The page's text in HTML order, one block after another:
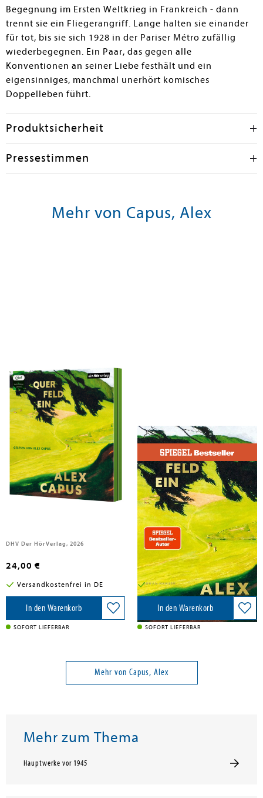
Begegnung im Ersten Weltkrieg in Frankreich - dann
trennt sie ein Fliegerangriff. Lange halten sie einander
für tot, bis sie sich 1928 in der Pariser Métro zufällig
wiederbegegnen. Ein Paar, das gegen alle
Konventionen an seiner Liebe festhält und ein
eigensinniges, manchmal unerhört komisches
Doppelleben führt.
Produktsicherheit
Pressestimmen
Mehr von Capus, Alex
Capus, Alex
Querfeldein,1 Audio-CD, 1 MP3
DHV Der HörVerlag, 2026
24,00 €
Versandkostenfrei in DE
In den Warenkorb
SOFORT LIEFERBAR
Capus, Alex
Querfeldein
Carl Hanser Verlag, 2026
25,00 €
Versandkostenfrei in DE
In den Warenkorb
SOFORT LIEFERBAR
Mehr von Capus, Alex
Mehr zum Thema
Hauptwerke vor 1945